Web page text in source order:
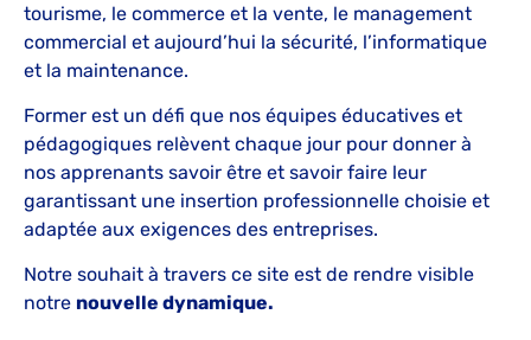
tourisme, le commerce et la vente, le management
commercial et aujourd’hui la sécurité, l’informatique
et la maintenance.
Former est un défi que nos équipes éducatives et
pédagogiques relèvent chaque jour pour donner à
nos apprenants savoir être et savoir faire leur
garantissant une insertion professionnelle choisie et
adaptée aux exigences des entreprises.
Notre souhait à travers ce site est de rendre visible
notre nouvelle dynamique.